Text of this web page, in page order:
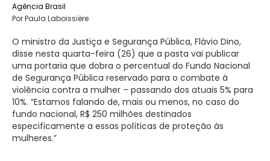
Agência Brasil
Por Paula Laboissière
O ministro da Justiça e Segurança Pública, Flávio Dino,
disse nesta quarta-feira (26) que a pasta vai publicar
uma portaria que dobra o percentual do Fundo Nacional
de Segurança Pública reservado para o combate à
violência contra a mulher – passando dos atuais 5% para
10%. “Estamos falando de, mais ou menos, no caso do
fundo nacional, R$ 250 milhões destinados
especificamente a essas políticas de proteção às
mulheres.”